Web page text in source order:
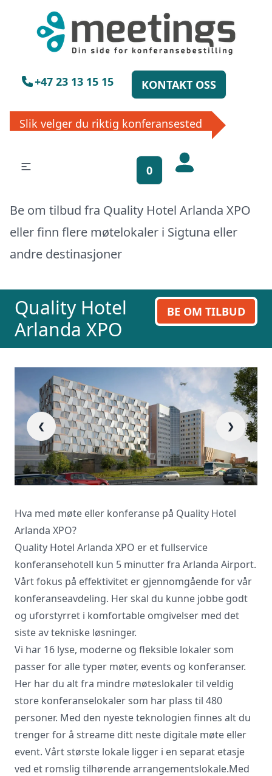
+47 23 13 15 15 KONTAKT OSS
Slik velger du riktig konferansested
0
Be om tilbud fra Quality Hotel Arlanda XPO
eller finn flere møtelokaler i Sigtuna eller
andre destinasjoner
Quality Hotel
Arlanda XPO
BE OM TILBUD
Vennligst vent
❮ ❯
Hva med møte eller konferanse på Quality Hotel
Arlanda XPO?
Quality Hotel Arlanda XPO er et fullservice
konferansehotell kun 5 minutter fra Arlanda Airport.
Vårt fokus på effektivitet er gjennomgående for vår
konferanseavdeling. Her skal du kunne jobbe godt
og uforstyrret i komfortable omgivelser med det
siste av tekniske løsninger.
Vi har 16 lyse, moderne og fleksible lokaler som
passer for alle typer møter, events og konferanser.
Her har du alt fra mindre møteslokaler til veldig
store konferanselokaler som har plass til 480
personer. Med den nyeste teknologien finnes alt du
trenger for å streame ditt neste digitale møte eller
event. Vårt største lokale ligger i en separat etasje
ved et romslig tilhørende arrangementslokale.Med
bookinghjelp, send
oss din forespørsel!
La ekspertene finne det perfekte
stedet til ditt neste møte, konferanse
enten skriftlig eller via telefon. Send
Vi innhenter uforpliktende tilbud, gir
råd og forhandler priser og
betingelser, bestiller på ønsket sted,
gjennomgår kontrakt og følger opp
viktige frister. Tjenesten er kostnadsfri
for deg som kunde, og det er ingen
påslag i prisene.
LUKK VINDU SEND FORESPØRSEL